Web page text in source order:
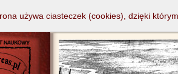
używa ciasteczek (cookies), dzięki